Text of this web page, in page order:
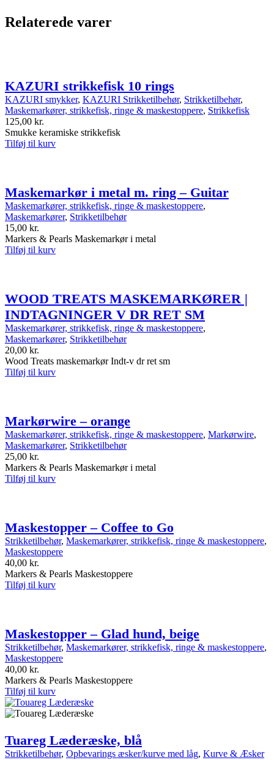
Relaterede varer
KAZURI strikkefisk 10 rings
KAZURI smykker, KAZURI Strikketilbehør, Strikketilbehør,
Maskemarkører, strikkefisk, ringe & maskestoppere, Strikkefisk
125,00 kr.
Smukke keramiske strikkefisk
Tilføj til kurv
Maskemarkør i metal m. ring – Guitar
Maskemarkører, strikkefisk, ringe & maskestoppere,
Maskemarkører, Strikketilbehør
15,00 kr.
Markers & Pearls Maskemarkør i metal
Tilføj til kurv
WOOD TREATS MASKEMARKØRER |
INDTAGNINGER V DR RET SM
Maskemarkører, strikkefisk, ringe & maskestoppere,
Maskemarkører, Strikketilbehør
20,00 kr.
Wood Treats maskemarkør Indt-v dr ret sm
Tilføj til kurv
Markørwire – orange
Maskemarkører, strikkefisk, ringe & maskestoppere, Markørwire,
Maskemarkører, Strikketilbehør
25,00 kr.
Markers & Pearls Maskemarkør i metal
Tilføj til kurv
Maskestopper – Coffee to Go
Strikketilbehør, Maskemarkører, strikkefisk, ringe & maskestoppere,
Maskestoppere
40,00 kr.
Markers & Pearls Maskestoppere
Tilføj til kurv
Maskestopper – Glad hund, beige
Strikketilbehør, Maskemarkører, strikkefisk, ringe & maskestoppere,
Maskestoppere
40,00 kr.
Markers & Pearls Maskestoppere
Tilføj til kurv
Tuareg Læderæske, blå
Strikketilbehør, Opbevarings æsker/kurve med låg, Kurve & Æsker